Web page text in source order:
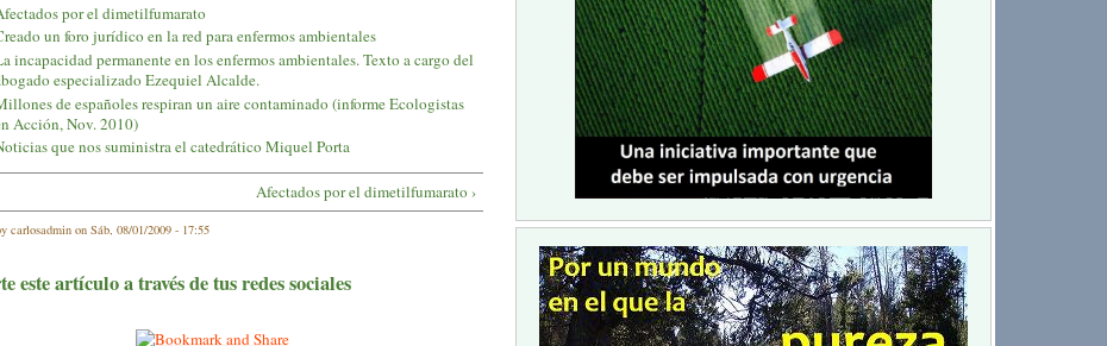
por el dimetilfumarato
un foro jurídico en la red para enfermos ambientales
incapacidad permanente en los enfermos ambientales. Texto a cargo del
especializado Ezequiel Alcalde.
de españoles respiran un aire contaminado (informe Ecologistas
Acción, Nov. 2010)
que nos suministra el catedrático Miquel Porta
Afectados por el dimetilfumarato ›
carlosadmin on Sáb, 08/01/2009 - 17:55
este artículo a través de tus redes sociales